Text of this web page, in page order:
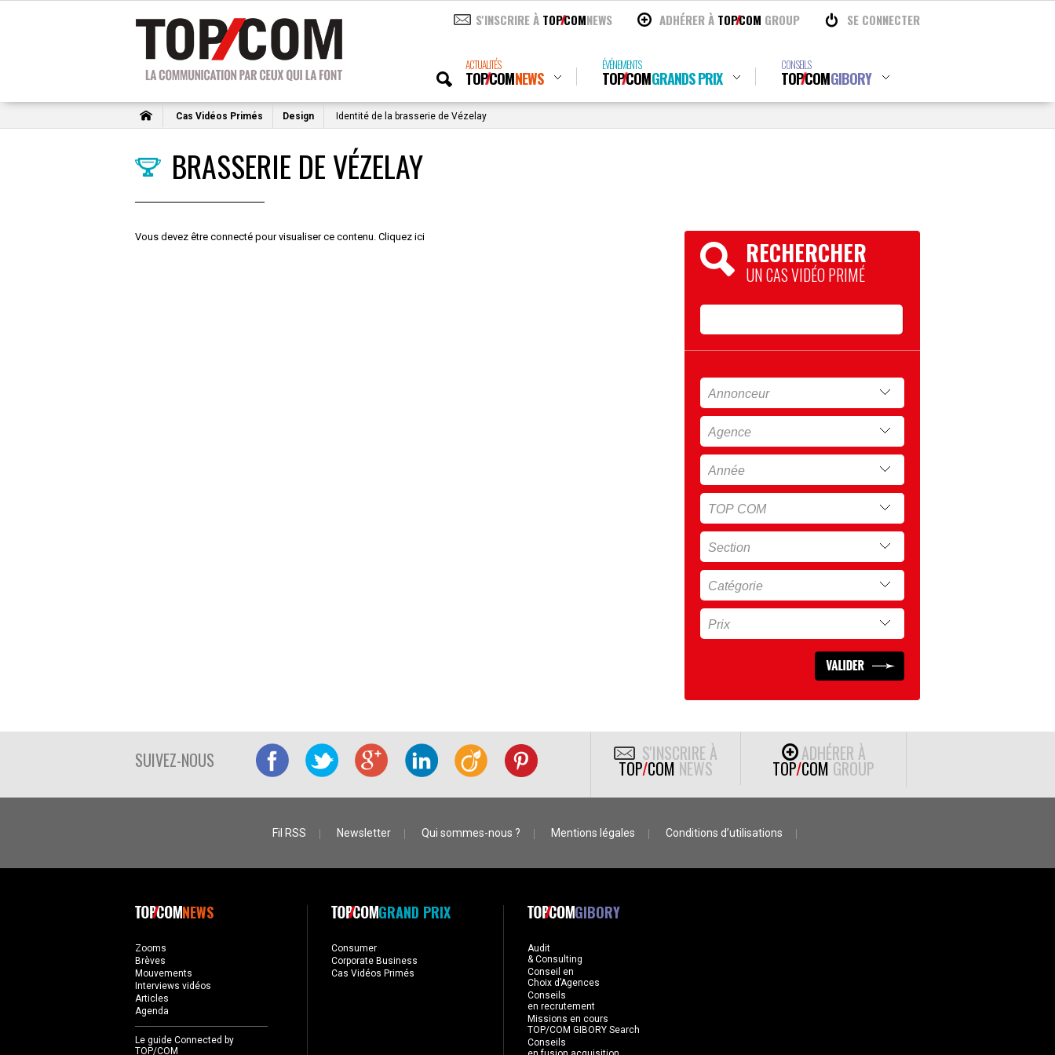
S'INSCRIRE À TOPCOMNEWS ADHÉRER À TOPCOM GROUP SE CONNECTER
ACTUALITÉS
TOPCOMNEWS
ÉVÉNEMENTS
TOPCOMGRANDS PRIX
CONSEILS
TOPCOMGIBORY
Cas Vidéos Primés Design Identité de la brasserie de Vézelay
BRASSERIE DE VÉZELAY
RECHERCHER
UN CAS VIDÉO PRIMÉ
Vous devez être connecté pour visualiser ce contenu. Cliquez ici
SUIVEZ-NOUS S'INSCRIRE À
TOP/COM NEWS
ADHÉRER À
TOP/COM GROUP
Fil RSS Newsletter Qui sommes-nous ? Mentions légales Conditions d’utilisations
NEWS
Zooms
Brèves
Mouvements
Interviews vidéos
Articles
Agenda
Le guide Connected by
TOP/COM
GRAND PRIX
Consumer
Corporate Business
Cas Vidéos Primés
GIBORY
Audit
& Consulting
Conseil en
Choix d’Agences
Conseils
en recrutement
Missions en cours
TOP/COM GIBORY Search
Conseils